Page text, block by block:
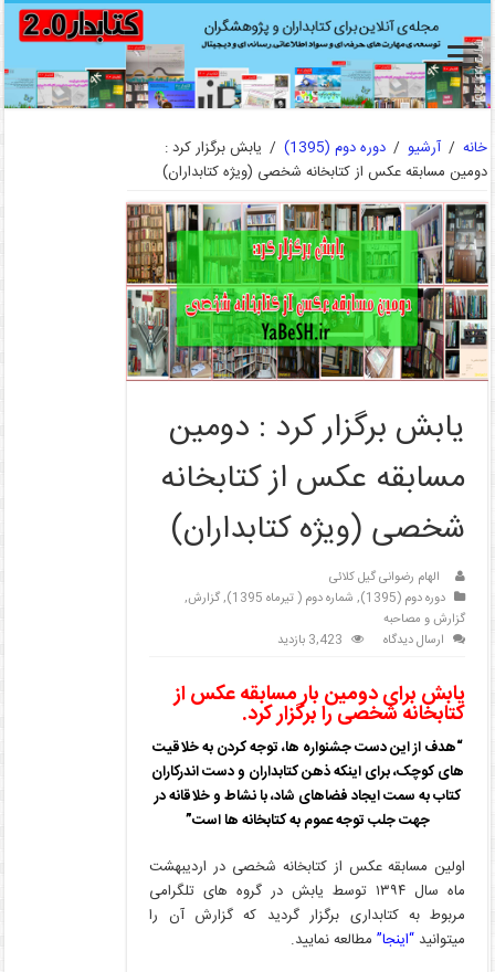
خانه / آرشیو / دوره دوم (1395) / یابش برگزار کرد :
دومین مسابقه عکس از کتابخانه شخصی (ویژه کتابداران)
یابش برگزار کرد : دومین
مسابقه عکس از کتابخانه
شخصی (ویژه کتابداران)
الهام رضوانی گیل کلائی
دوره دوم (1395)
, شماره دوم ( تیرماه 1395) ,گزارش,
گزارش و مصاحبه
ارسال دیدگاه
3,423 بازدید
یابش برای دومین بار مسابقه عکس از
کتابخانه شخصی را برگزار کرد.
“هدف از این دست جشنواره ها، توجه کردن به خلاقیت
های کوچک، برای اینکه ذهن کتابداران و دست اندرکاران
کتاب به سمت ایجاد فضاهای شاد، با نشاط و خلاقانه در
جهت جلب توجه عموم به کتابخانه ها است”
اولین مسابقه عکس از کتابخانه شخصی در اردیبهشت
ماه سال ۱۳۹۴ توسط یابش در گروه های تلگرامی
مربوط به کتابداری برگزار گردید که گزارش آن را
میتوانید “اینجا” مطالعه نمایید.